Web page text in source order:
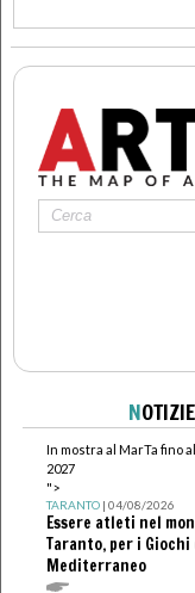
NOTIZIE
In mostra al MarTa fino
2027
">
TARANTO| 04/08/2026
Essere atleti nel
Taranto, per i Giochi
Mediterraneo